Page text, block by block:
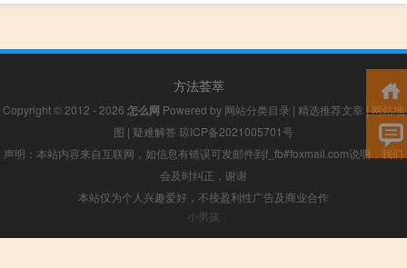
方法荟萃
Copyright © 2012 - 2026 怎么网 Powered by 网站分类目录 | 精选推荐文章 |网站地
图 | 疑难解答 琼ICP备2021005701号
声明：本站内容来自互联网，如信息有错误可发邮件到f_fb#foxmail.com说明，我们
会及时纠正，谢谢
本站仅为个人兴趣爱好，不接盈利性广告及商业合作
小男孩